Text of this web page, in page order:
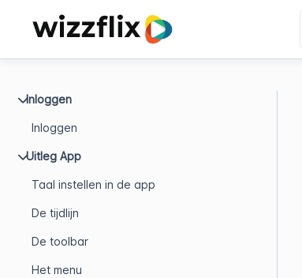
Inloggen
Inloggen
Uitleg App
Taal instellen in de app
De tijdlijn
De toolbar
Het menu